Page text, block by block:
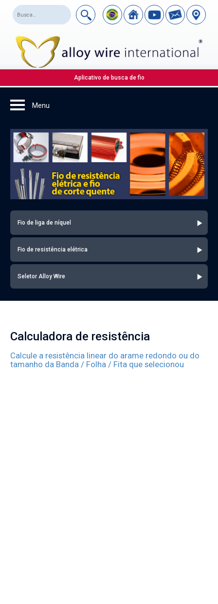
Aplicativo de busca de fio
Fio de liga de níquel
Fio de resistência elétrica
Seletor Alloy Wire
Calculadora de resistência
Calcule a resistência linear do arame redondo ou do
tamanho da Banda / Folha / Fita que selecionou